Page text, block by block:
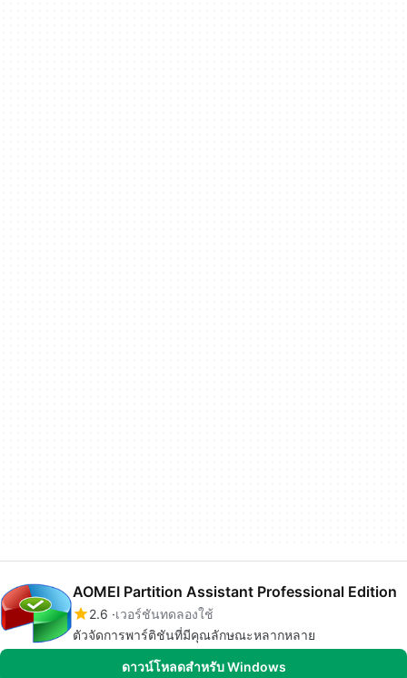
AOMEI Partition Assistant Professional Edition
2.6 เวอร์ชันทดลองใช้
ตัวจัดการพาร์ติชันที่มีคุณลักษณะหลากหลาย
ดาวน์โหลดสำหรับ Windows